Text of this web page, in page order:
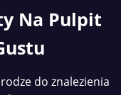
Na Pulpit
do znalezienia